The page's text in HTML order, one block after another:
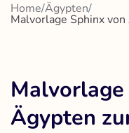
Home/Ägypten/
Malvorlage Sphinx
Ägypten